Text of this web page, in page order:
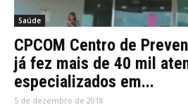
Saúde
CPCOM Centro de
já fez mais de 40 mil
especializados em...
5 de dezembro de 2018